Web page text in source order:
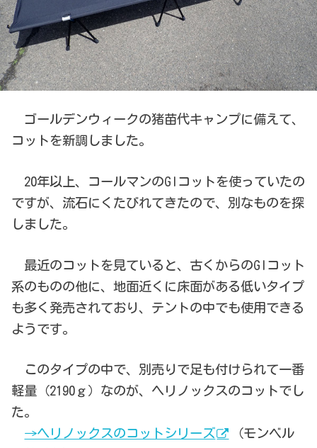
ゴールデンウィークの猪苗代キャンプに備えて、
コットを新調しました。
20年以上、コールマンのGIコットを使っていたの
ですが、流石にくたびれてきたので、別なものを探
しました。
最近のコットを見ていると、古くからのGIコット
系のものの他に、地面近くに床面がある低いタイプ
も多く発売されており、テントの中でも使用できる
ようです。
このタイプの中で、別売りで足も付けられて一番
軽量（2190ｇ）なのが、ヘリノックスのコットでし
た。
→ヘリノックスのコットシリーズ
（モンベル